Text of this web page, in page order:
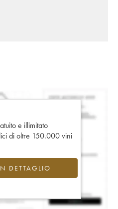
e illimitato
di oltre 150.000 vini
DETTAGLIO